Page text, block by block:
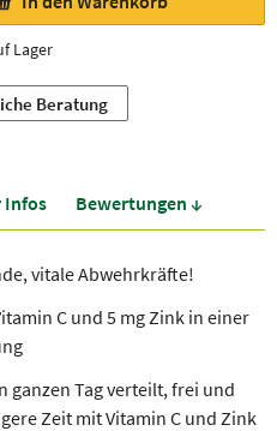
Lager
Beratung
Infos Bewer­tungen ↓
vitale Abwehrkräfte!
C und 5 mg Zink in einer
ganzen Tag verteilt, frei und
Zeit mit Vitamin C und Zink